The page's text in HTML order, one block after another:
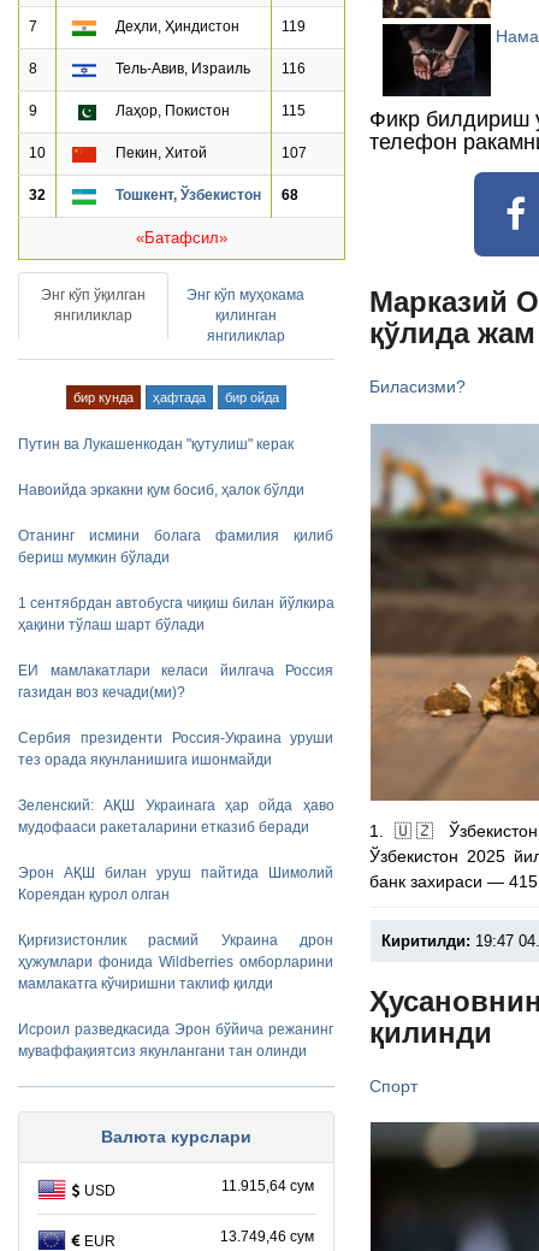
7 Деҳли, Ҳиндистон 119
8 Тель-Авив, Израиль 116
9 Лаҳор, Покистон 115
10 Пекин, Хитой 107
32 Тошкент, Ўзбекистон 68
«Батафсил»
Энг кўп ўқилган
янгиликлар
Энг кўп муҳокама
қилинган
янгиликлар
бир кунда ҳафтада бир ойда
Путин ва Лукашенкодан "қутулиш" керак
Навоийда эркакни қум босиб, ҳалок бўлди
Отанинг исмини болага фамилия қилиб
бериш мумкин бўлади
1 сентябрдан автобусга чиқиш билан йўлкира
ҳақини тўлаш шарт бўлади
ЕИ мамлакатлари келаси йилгача Россия
газидан воз кечади(ми)?
Сербия президенти Россия-Украина уруши
тез орада якунланишига ишонмайди
Зеленский: АҚШ Украинага ҳар ойда ҳаво
мудофааси ракеталарини етказиб беради
Эрон АҚШ билан уруш пайтида Шимолий
Кореядан қурол олган
Қирғизистонлик расмий Украина дрон
ҳужумлари фонида Wildberries омборларини
мамлакатга кўчиришни таклиф қилди
Исроил разведкасида Эрон бўйича режанинг
муваффақиятсиз якунлангани тан олинди
Валюта курслари
USD 11.915,64 сум
EUR 13.749,46 сум
Фикр билдириш
телефон
Марказий
қўлида
Биласизми?
1. 🇺🇿 Ўзбекистон
Ўзбекистон 2025
банк захираси —
Киритилди: 19:47
қилинди
Спорт